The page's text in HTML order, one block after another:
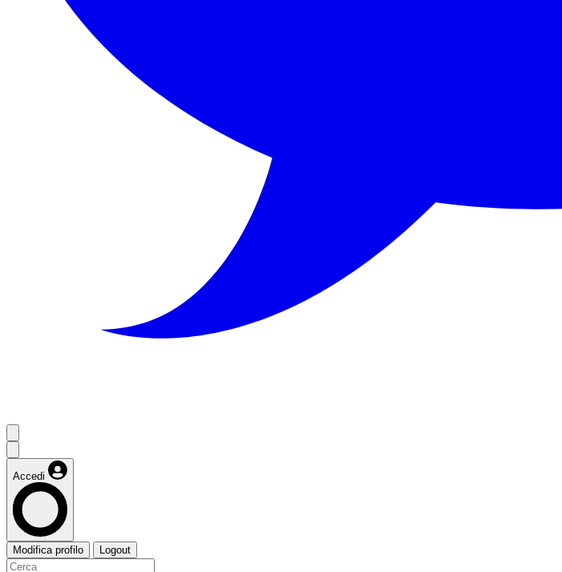
Accedi
Modifica profilo Logout